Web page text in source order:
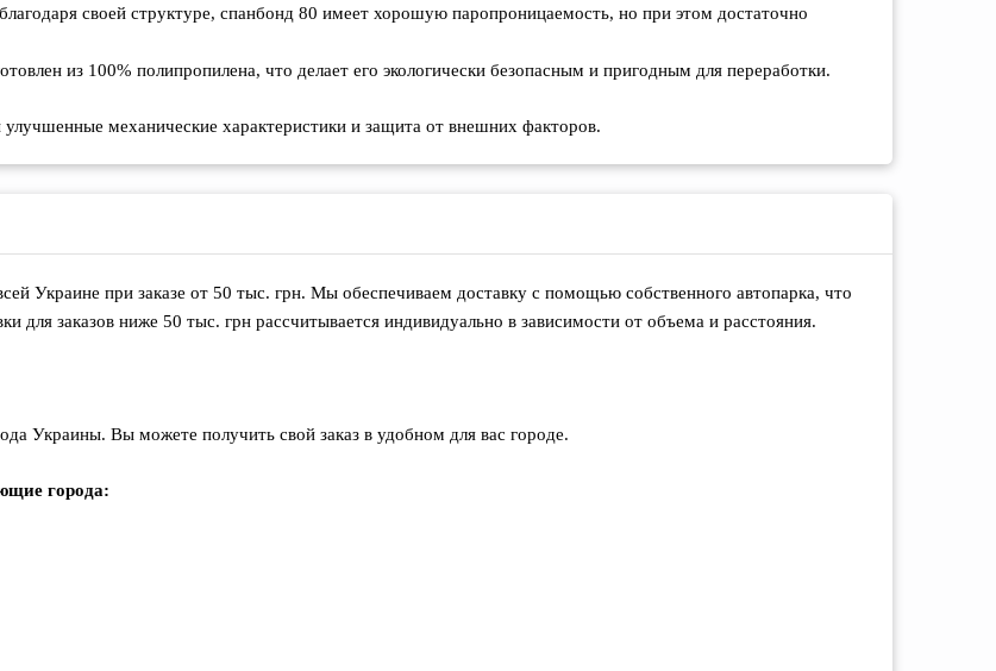
своей структуре, спанбонд 80 имеет хорошую паропроницаемость, но при этом достаточно
из 100% полипропилена, что делает его экологически безопасным и пригодным для переработки.
механические характеристики и защита от внешних факторов.
Украине при заказе от 50 тыс. грн. Мы обеспечиваем доставку с помощью собственного автопарка, что
для заказов ниже 50 тыс. грн рассчитывается индивидуально в зависимости от объема и расстояния.
Украины. Вы можете получить свой заказ в удобном для вас городе.
города: